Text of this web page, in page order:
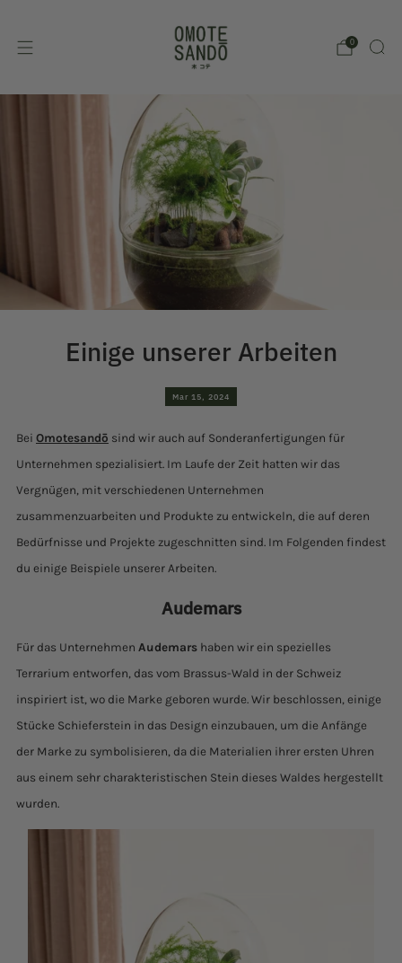
0
Einige unserer Arbeiten
Mar 15, 2024
Bei Omotesandō sind wir auch auf Sonderanfertigungen für
Unternehmen spezialisiert. Im Laufe der Zeit hatten wir das
Vergnügen, mit verschiedenen Unternehmen
zusammenzuarbeiten und Produkte zu entwickeln, die auf deren
Bedürfnisse und Projekte zugeschnitten sind. Im Folgenden findest
du einige Beispiele unserer Arbeiten.
Audemars
Für das Unternehmen Audemars haben wir ein spezielles
Terrarium entworfen, das vom Brassus-Wald in der Schweiz
inspiriert ist, wo die Marke geboren wurde. Wir beschlossen, einige
Stücke Schieferstein in das Design einzubauen, um die Anfänge
der Marke zu symbolisieren, da die Materialien ihrer ersten Uhren
aus einem sehr charakteristischen Stein dieses Waldes hergestellt
wurden.